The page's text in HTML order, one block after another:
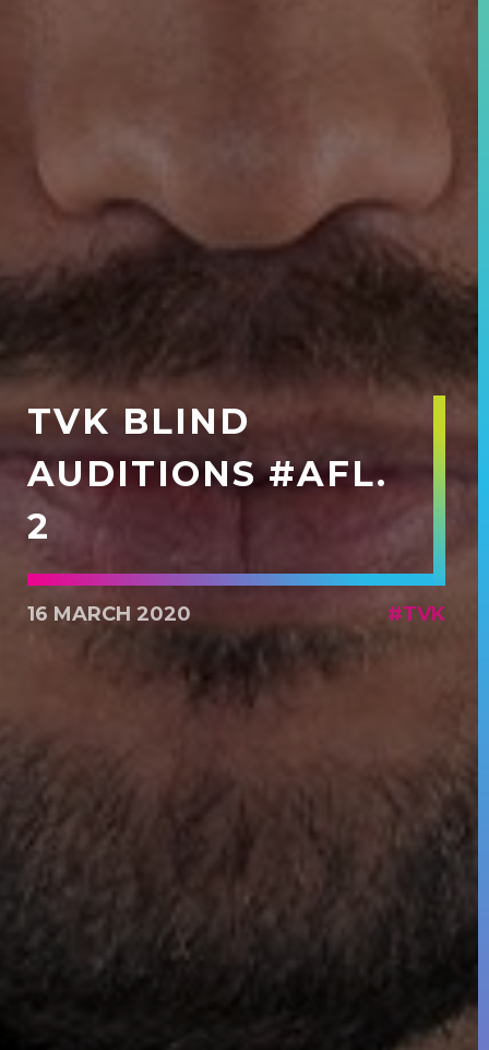
TVK BLIND
AUDITIONS #AFL.
2
16 MARCH 2020 #TVK